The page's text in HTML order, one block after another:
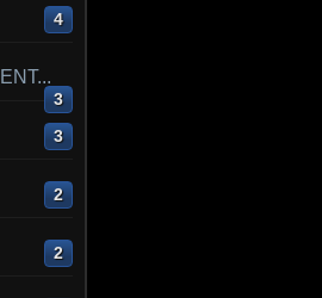
4
3
3
2
2